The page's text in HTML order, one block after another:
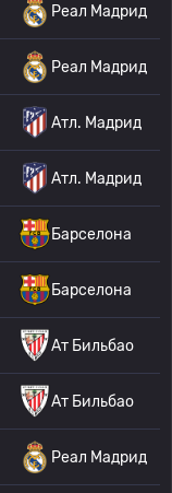
Реал Мадрид
Реал Мадрид
Атл. Мадрид
Атл. Мадрид
Барселона
Барселона
Ат Бильбао
Ат Бильбао
Реал Мадрид